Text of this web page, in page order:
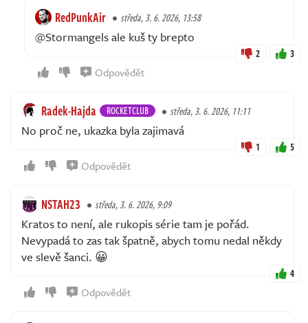
RedPunkAir středa, 3. 6. 2026, 13:58
@Stormangels ale kuš ty brepto
2 3
Odpovědět
Radek-Hajda ROCKETCLUB středa, 3. 6. 2026, 11:11
No proč ne, ukazka byla zajimavá
1 5
Odpovědět
NSTAH23 středa, 3. 6. 2026, 9:09
Kratos to není, ale rukopis série tam je pořád.
Nevypadá to zas tak špatně, abych tomu nedal někdy
ve slevě šanci. 😀
4
Odpovědět